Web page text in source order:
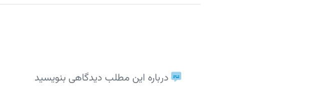
درباره این مطلب دیدگاهی بنویسید